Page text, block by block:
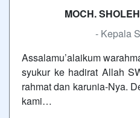
MOCH.
- Kepala
Assalamu’alaikum
syukur ke hadirat Allah
rahmat dan karunia-Nya.
kami…